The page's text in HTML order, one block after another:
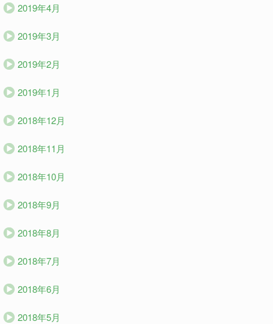
2019年4月
2019年3月
2019年2月
2019年1月
2018年12月
2018年11月
2018年10月
2018年9月
2018年8月
2018年7月
2018年6月
2018年5月